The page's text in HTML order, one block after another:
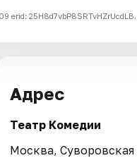
25H8d7vbP8SRTvHZrUcdLB.
Адрес
Театр Комедии
Москва,